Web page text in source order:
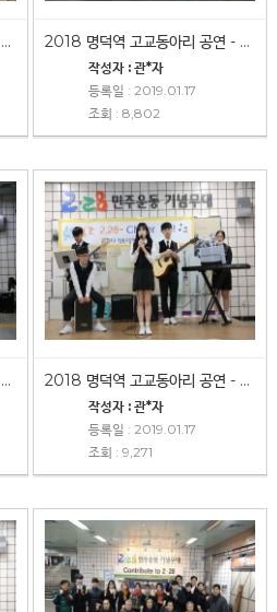
2018 명덕역 고교동아리 공연 - 대구영화학교 2018 명덕역 고교동아리 공연 - 대구여상
작성자 : 관*자
등록일 : 2019.01.17
조회 : 8,802
2018 명덕역 고교동아리 공연 - 서부고 2018 명덕역 고교동아리 공연 - 상원고
작성자 : 관*자
등록일 : 2019.01.17
조회 : 9,271